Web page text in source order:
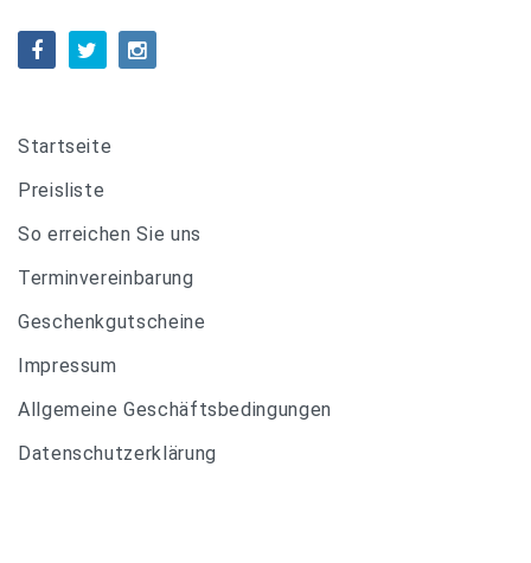
Startseite
Preisliste
So erreichen Sie uns
Terminvereinbarung
Geschenkgutscheine
Impressum
Allgemeine Geschäftsbedingungen
Datenschutzerklärung